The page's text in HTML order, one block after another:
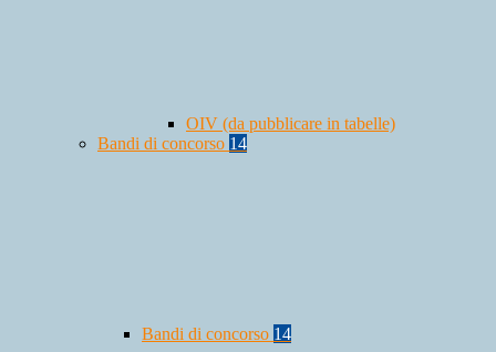
OIV (da pubblicare in tabelle)
Bandi di concorso 14
Bandi di concorso 14